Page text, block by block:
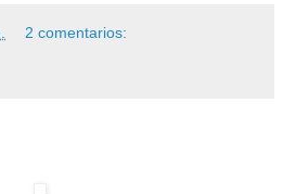
2 comentarios: